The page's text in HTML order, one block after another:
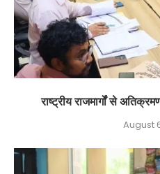
राष्ट्रीय राजमार्गों से
August